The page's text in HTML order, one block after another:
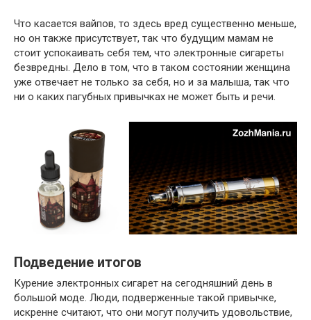
Что касается вайпов, то здесь вред существенно меньше,
но он также присутствует, так что будущим мамам не
стоит успокаивать себя тем, что электронные сигареты
безвредны. Дело в том, что в таком состоянии женщина
уже отвечает не только за себя, но и за малыша, так что
ни о каких пагубных привычках не может быть и речи.
Подведение итогов
Курение электронных сигарет на сегодняшний день в
большой моде. Люди, подверженные такой привычке,
искренне считают, что они могут получить удовольствие,